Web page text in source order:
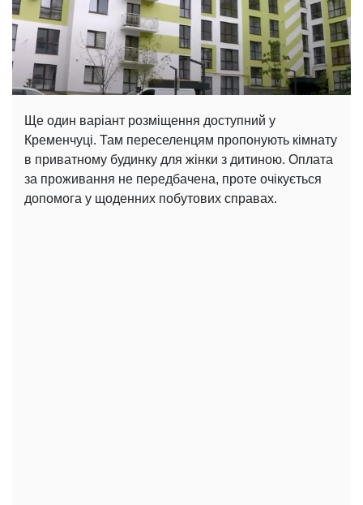
Ще один варіант розміщення доступний у
Кременчуці. Там переселенцям пропонують кімнату
в приватному будинку для жінки з дитиною. Оплата
за проживання не передбачена, проте очікується
допомога у щоденних побутових справах.